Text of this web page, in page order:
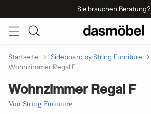
Sie brauchen Beratung?
Startseite
Sideboard by String Furniture
Wohnzimmer Regal F
Wohnzimmer Regal F
Von String Furniture